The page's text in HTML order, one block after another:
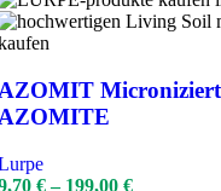
€– 199,00 €